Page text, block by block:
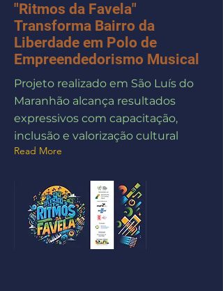
"Ritmos da Favela"
Transforma Bairro da
Liberdade em Polo de
Empreendedorismo Musical
Projeto realizado em São Luís do
Maranhão alcança resultados
expressivos com capacitação,
inclusão e valorização cultural
Read More